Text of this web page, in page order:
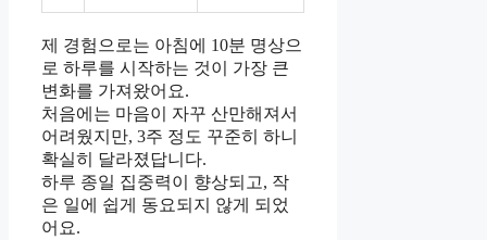
제 경험으로는 아침에 10분 명상으
로 하루를 시작하는 것이 가장 큰
변화를 가져왔어요.
처음에는 마음이 자꾸 산만해져서
어려웠지만, 3주 정도 꾸준히 하니
확실히 달라졌답니다.
하루 종일 집중력이 향상되고, 작
은 일에 쉽게 동요되지 않게 되었
어요.